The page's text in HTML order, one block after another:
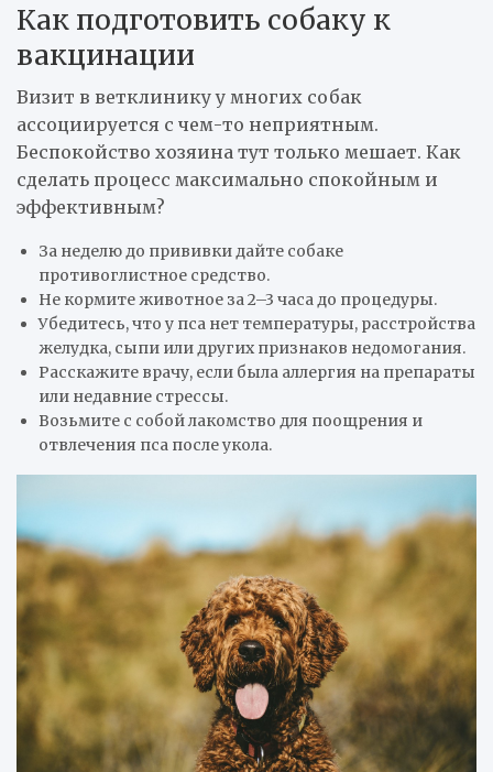
Как подготовить собаку к
вакцинации
Визит в ветклинику у многих собак
ассоциируется с чем-то неприятным.
Беспокойство хозяина тут только мешает. Как
сделать процесс максимально спокойным и
эффективным?
За неделю до прививки дайте собаке
противоглистное средство.
Не кормите животное за 2–3 часа до процедуры.
Убедитесь, что у пса нет температуры, расстройства
желудка, сыпи или других признаков недомогания.
Расскажите врачу, если была аллергия на препараты
или недавние стрессы.
Возьмите с собой лакомство для поощрения и
отвлечения пса после укола.